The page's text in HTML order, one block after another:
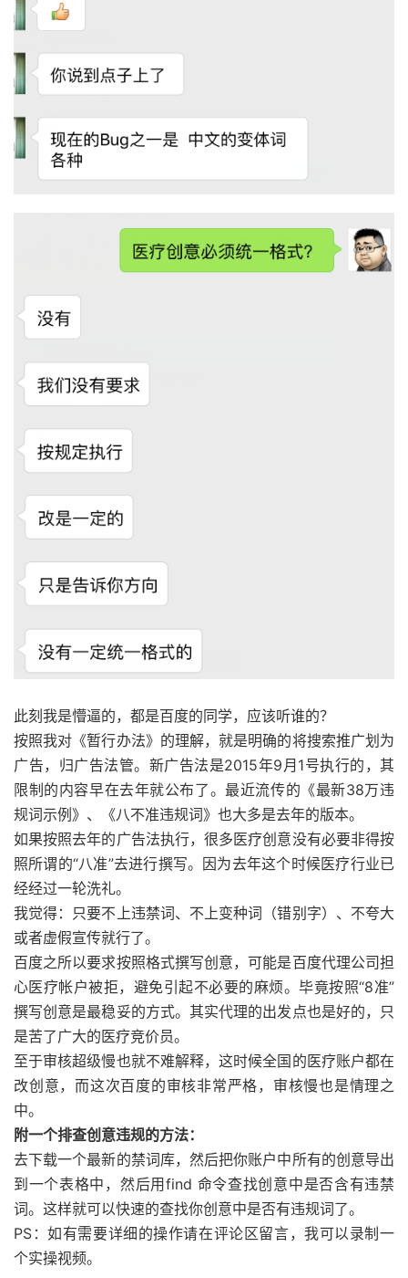
此刻我是懵逼的，都是百度的同学，应该听谁的？
按照我对《暂行办法》的理解，就是明确的将搜索推广划为
广告，归广告法管。新广告法是2015年9月1号执行的，其
限制的内容早在去年就公布了。最近流传的《最新38万违
规词示例》、《八不准违规词》也大多是去年的版本。
如果按照去年的广告法执行，很多医疗创意没有必要非得按
照所谓的“八准”去进行撰写。因为去年这个时候医疗行业已
经经过一轮洗礼。
我觉得：只要不上违禁词、不上变种词（错别字）、不夸大
或者虚假宣传就行了。
百度之所以要求按照格式撰写创意，可能是百度代理公司担
心医疗帐户被拒，避免引起不必要的麻烦。毕竟按照“8准”
撰写创意是最稳妥的方式。其实代理的出发点也是好的，只
是苦了广大的医疗竞价员。
至于审核超级慢也就不难解释，这时候全国的医疗账户都在
改创意，而这次百度的审核非常严格，审核慢也是情理之
中。
附一个排查创意违规的方法：
去下载一个最新的禁词库，然后把你账户中所有的创意导出
到一个表格中，然后用find 命令查找创意中是否含有违禁
词。这样就可以快速的查找你创意中是否有违规词了。
PS：如有需要详细的操作请在评论区留言，我可以录制一
个实操视频。